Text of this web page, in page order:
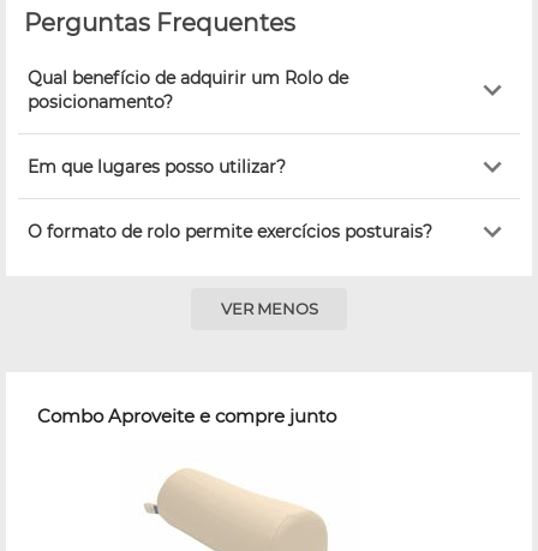
Perguntas Frequentes
Qual benefício de adquirir um Rolo de
posicionamento?
Em que lugares posso utilizar?
O formato de rolo permite exercícios posturais?
VER MENOS
Combo Aproveite e compre junto